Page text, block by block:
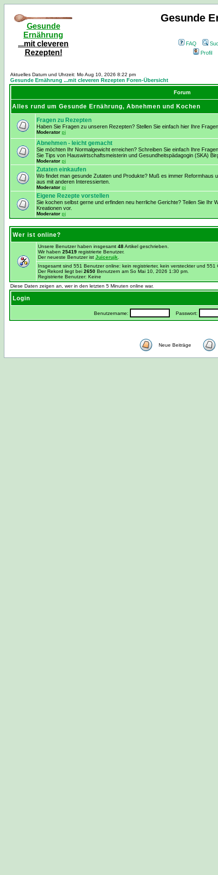
Gesunde
Ernährung
...mit cleveren
Rezepten!
Gesunde
FAQ
Profil
Aktuelles Datum und Uhrzeit: Mo Aug 10, 2026 8:22 pm
Gesunde Ernährung ...mit cleveren Rezepten Foren-Übersicht
Forum
Alles rund um Gesunde Ernährung, Abnehmen und Kochen
Fragen zu Rezepten
Haben Sie Fragen zu unseren Rezepten? Stellen Sie einfach hier Ihre
Moderator pj
Abnehmen - leicht gemacht
Sie möchten Ihr Normalgewicht erreichen? Schreiben Sie einfach Ihre
Sie Tips von Hauswirtschaftsmeisterin und Gesundheitspädagogin (SKA)
Moderator pj
Zutaten einkaufen
Wo findet man gesunde Zutaten und Produkte? Muß es immer Reformhaus
aus mit anderen Interessierten.
Moderator pj
Eigene Rezepte vorstellen
Sie kochen selbst gerne und erfinden neu herrliche Gerichte? Teilen Sie Ihr
Kreationen vor.
Moderator pj
Wer ist online?
Unsere Benutzer haben insgesamt 48Artikel geschrieben.
Wir haben 25419 registrierte Benutzer.
Der neueste Benutzer ist Juicerujk
Insgesamt sind 551 Benutzer online: kein registrierter, kein versteckter und
Der Rekord liegt bei 2650 Benutzern am So Mai 10, 2026 1:30 pm.
Registrierte Benutzer: Keine
Diese Daten zeigen an, wer in den letzten 5 Minuten online war.
Login
Benutzername: Passwort:
Neue Beiträge